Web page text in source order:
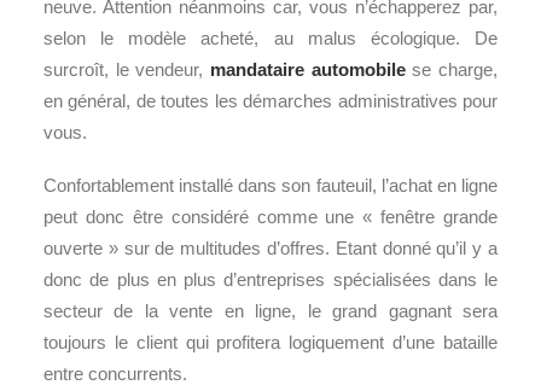
neuve. Attention néanmoins car, vous n’échapperez par,
selon le modèle acheté, au malus écologique. De
surcroît, le vendeur, mandataire automobilese charge,
en général, de toutes les démarches administratives pour
vous.
Confortablement installé dans son fauteuil, l’achat en ligne
peut donc être considéré comme une « fenêtre grande
ouverte » sur de multitudes d’offres. Etant donné qu’il y a
donc de plus en plus d’entreprises spécialisées dans le
secteur de la vente en ligne, le grand gagnant sera
toujours le client qui profitera logiquement d’une bataille
entre concurrents.